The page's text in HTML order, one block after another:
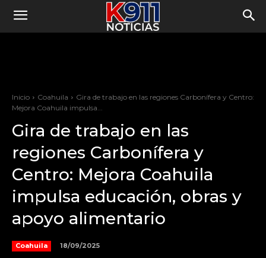
Inicio Coahuila
Gira de trabajo en las regiones Carbonífera y Centro:
Mejora Coahuila impulsa...
Gira de trabajo en las
regiones Carbonífera y
Centro: Mejora Coahuila
impulsa educación, obras y
apoyo alimentario
Coahuila 18/09/2025